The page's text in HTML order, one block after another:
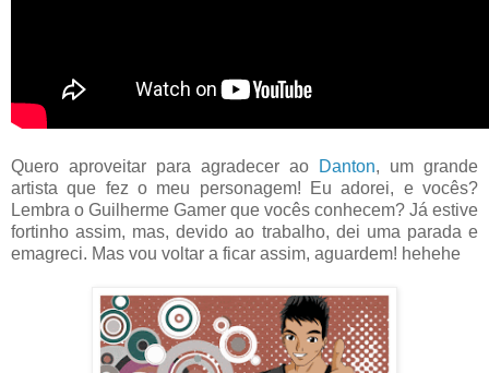
Quero aproveitar para agradecer ao Danton, um grande
artista que fez o meu personagem! Eu adorei, e vocês?
Lembra o Guilherme Gamer que vocês conhecem? Já estive
fortinho assim, mas, devido ao trabalho, dei uma parada e
emagreci. Mas vou voltar a ficar assim, aguardem! hehehe